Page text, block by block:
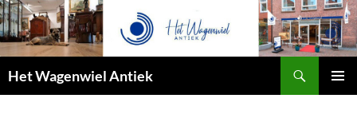
Het Wagenwiel Antiek